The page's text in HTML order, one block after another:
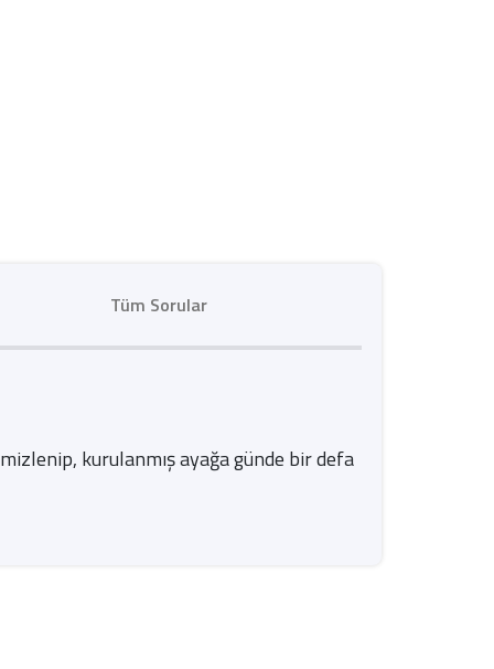
Tüm Sorular
kurulanmış ayağa günde bir defa